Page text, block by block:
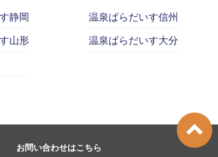
静岡
山形
温泉ぱらだいす信州
温泉ぱらだいす大分
お問い合わせはこちら